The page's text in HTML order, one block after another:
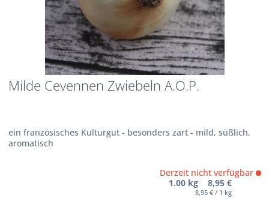
Milde Cevennen Zwiebeln A.O.P.
ein französisches Kulturgut - besonders zart - mild, süßlich,
aromatisch
Derzeit nicht verfügbar
1.00 kg 8,95 €
8,95 € / 1 kg